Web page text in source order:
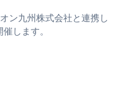
ン九州株式会社と連携し
します。